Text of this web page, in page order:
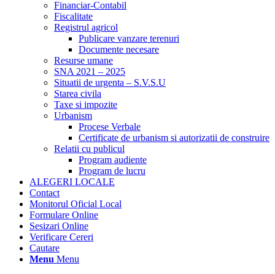
Financiar-Contabil
Fiscalitate
Registrul agricol
Publicare vanzare terenuri
Documente necesare
Resurse umane
SNA 2021 – 2025
Situatii de urgenta – S.V.S.U
Starea civila
Taxe si impozite
Urbanism
Procese Verbale
Certificate de urbanism si autorizatii de construire
Relatii cu publicul
Program audiente
Program de lucru
ALEGERI LOCALE
Contact
Monitorul Oficial Local
Formulare Online
Sesizari Online
Verificare Cereri
Cautare
Menu Menu